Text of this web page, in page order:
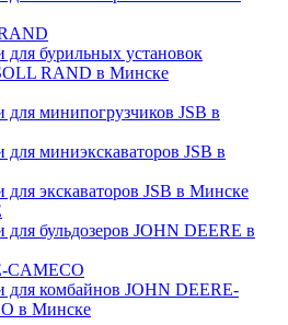
для бурильных установок
RAND в Минске
для минипогрузчиков JSB в
для миниэкскаваторов JSB в
для экскаваторов JSB в Минске
для бульдозеров JOHN DEERE в
CAMECO
для комбайнов JOHN DEERE-
в Минске